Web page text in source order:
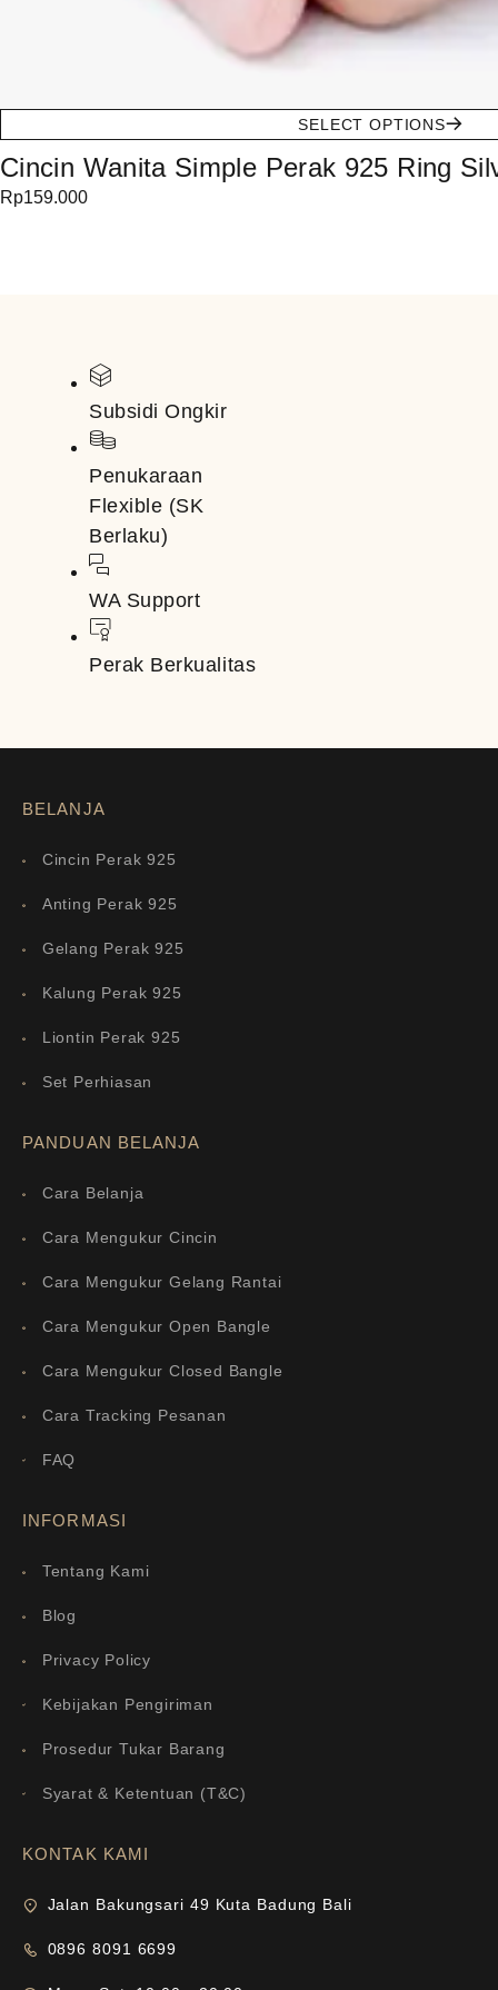
SELECT OPTIONS
Cincin Wanita Simple Perak 925 Ring
Rp159.000
Subsidi Ongkir
Penukaraan
Flexible (SK
Berlaku)
WA Support
Perak Berkualitas
BELANJA
Cincin Perak 925
Anting Perak 925
Gelang Perak 925
Kalung Perak 925
Liontin Perak 925
Set Perhiasan
PANDUAN BELANJA
Cara Belanja
Cara Mengukur Cincin
Cara Mengukur Gelang Rantai
Cara Mengukur Open Bangle
Cara Mengukur Closed Bangle
Cara Tracking Pesanan
FAQ
INFORMASI
Tentang Kami
Blog
Privacy Policy
Kebijakan Pengiriman
Prosedur Tukar Barang
Syarat & Ketentuan (T&C)
KONTAK KAMI
Jalan Bakungsari 49 Kuta Badung Bali
0896 8091 6699